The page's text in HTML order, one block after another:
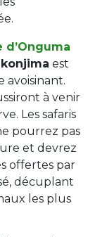
est
avoisinant.
à venir
Les safaris
pourrez pas
et devrez
offertes par
décuplant
les plus